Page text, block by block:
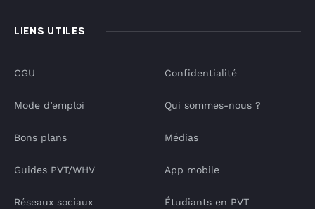
LIENS UTILES
CGU
Mode d’emploi
Bons plans
Guides PVT/WHV
Réseaux sociaux
Confidentialité
Qui sommes-nous ?
Médias
App mobile
Étudiants en PVT